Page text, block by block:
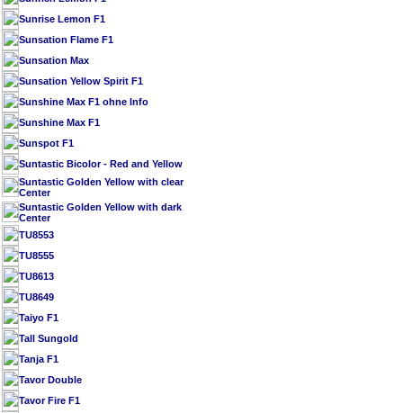
Sunrise Lemon F1
Sunsation Flame F1
Sunsation Max
Sunsation Yellow Spirit F1
Sunshine Max F1 ohne Info
Sunshine Max F1
Sunspot F1
Suntastic Bicolor - Red and Yellow
Suntastic Golden Yellow with clear
Center
Suntastic Golden Yellow with dark
Center
TU8553
TU8555
TU8613
TU8649
Taiyo F1
Tall Sungold
Tanja F1
Tavor Double
Tavor Fire F1